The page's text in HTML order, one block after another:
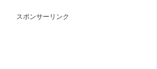
スポンサーリンク